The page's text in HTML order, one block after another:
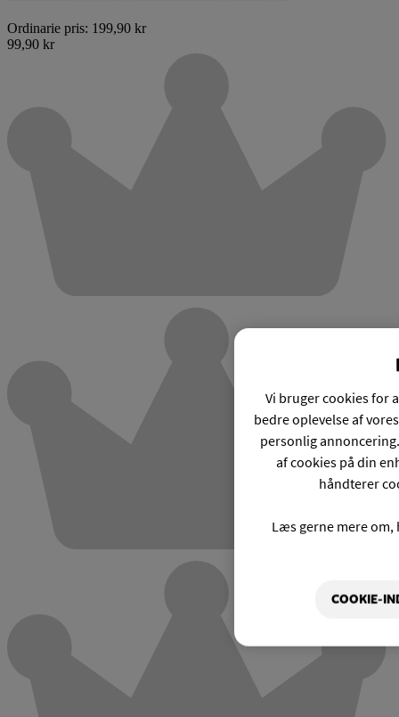
Ordinarie pris: 199,90 kr
99,90 kr
Vi bruger cookies for
bedre oplevelse af
personlig
af cookies på din
håndterer
Læs gerne mere
COOKIE-